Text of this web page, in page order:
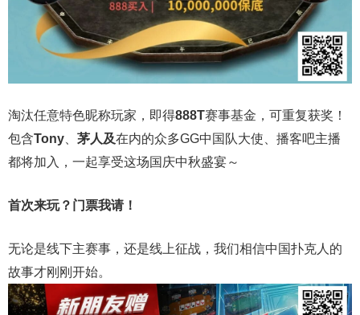
淘汰任意特色昵称玩家，即得888T赛事基金，可重复获奖！
包含Tony 茅人及在内的众多GG中国队大使、播客吧主播
都将加入，一起享受这场国庆中秋盛宴～
首次来玩？门票我请！
无论是线下主赛事，还是线上征战，我们相信中国扑克人的
故事才刚刚开始。